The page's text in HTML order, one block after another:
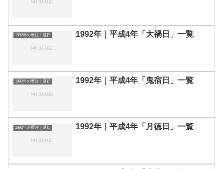
1992年の暦注｜選日 1992年｜平成4年「大禍日」一覧
1992年の暦注｜選日 1992年｜平成4年「鬼宿日」一覧
1992年の暦注｜選日 1992年｜平成4年「月徳日」一覧